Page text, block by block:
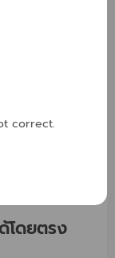
Bangkok,
กับอีเว้นท์
โดยตรง
correct.